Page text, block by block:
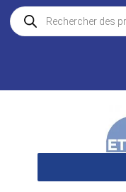
Recherche
de
produits